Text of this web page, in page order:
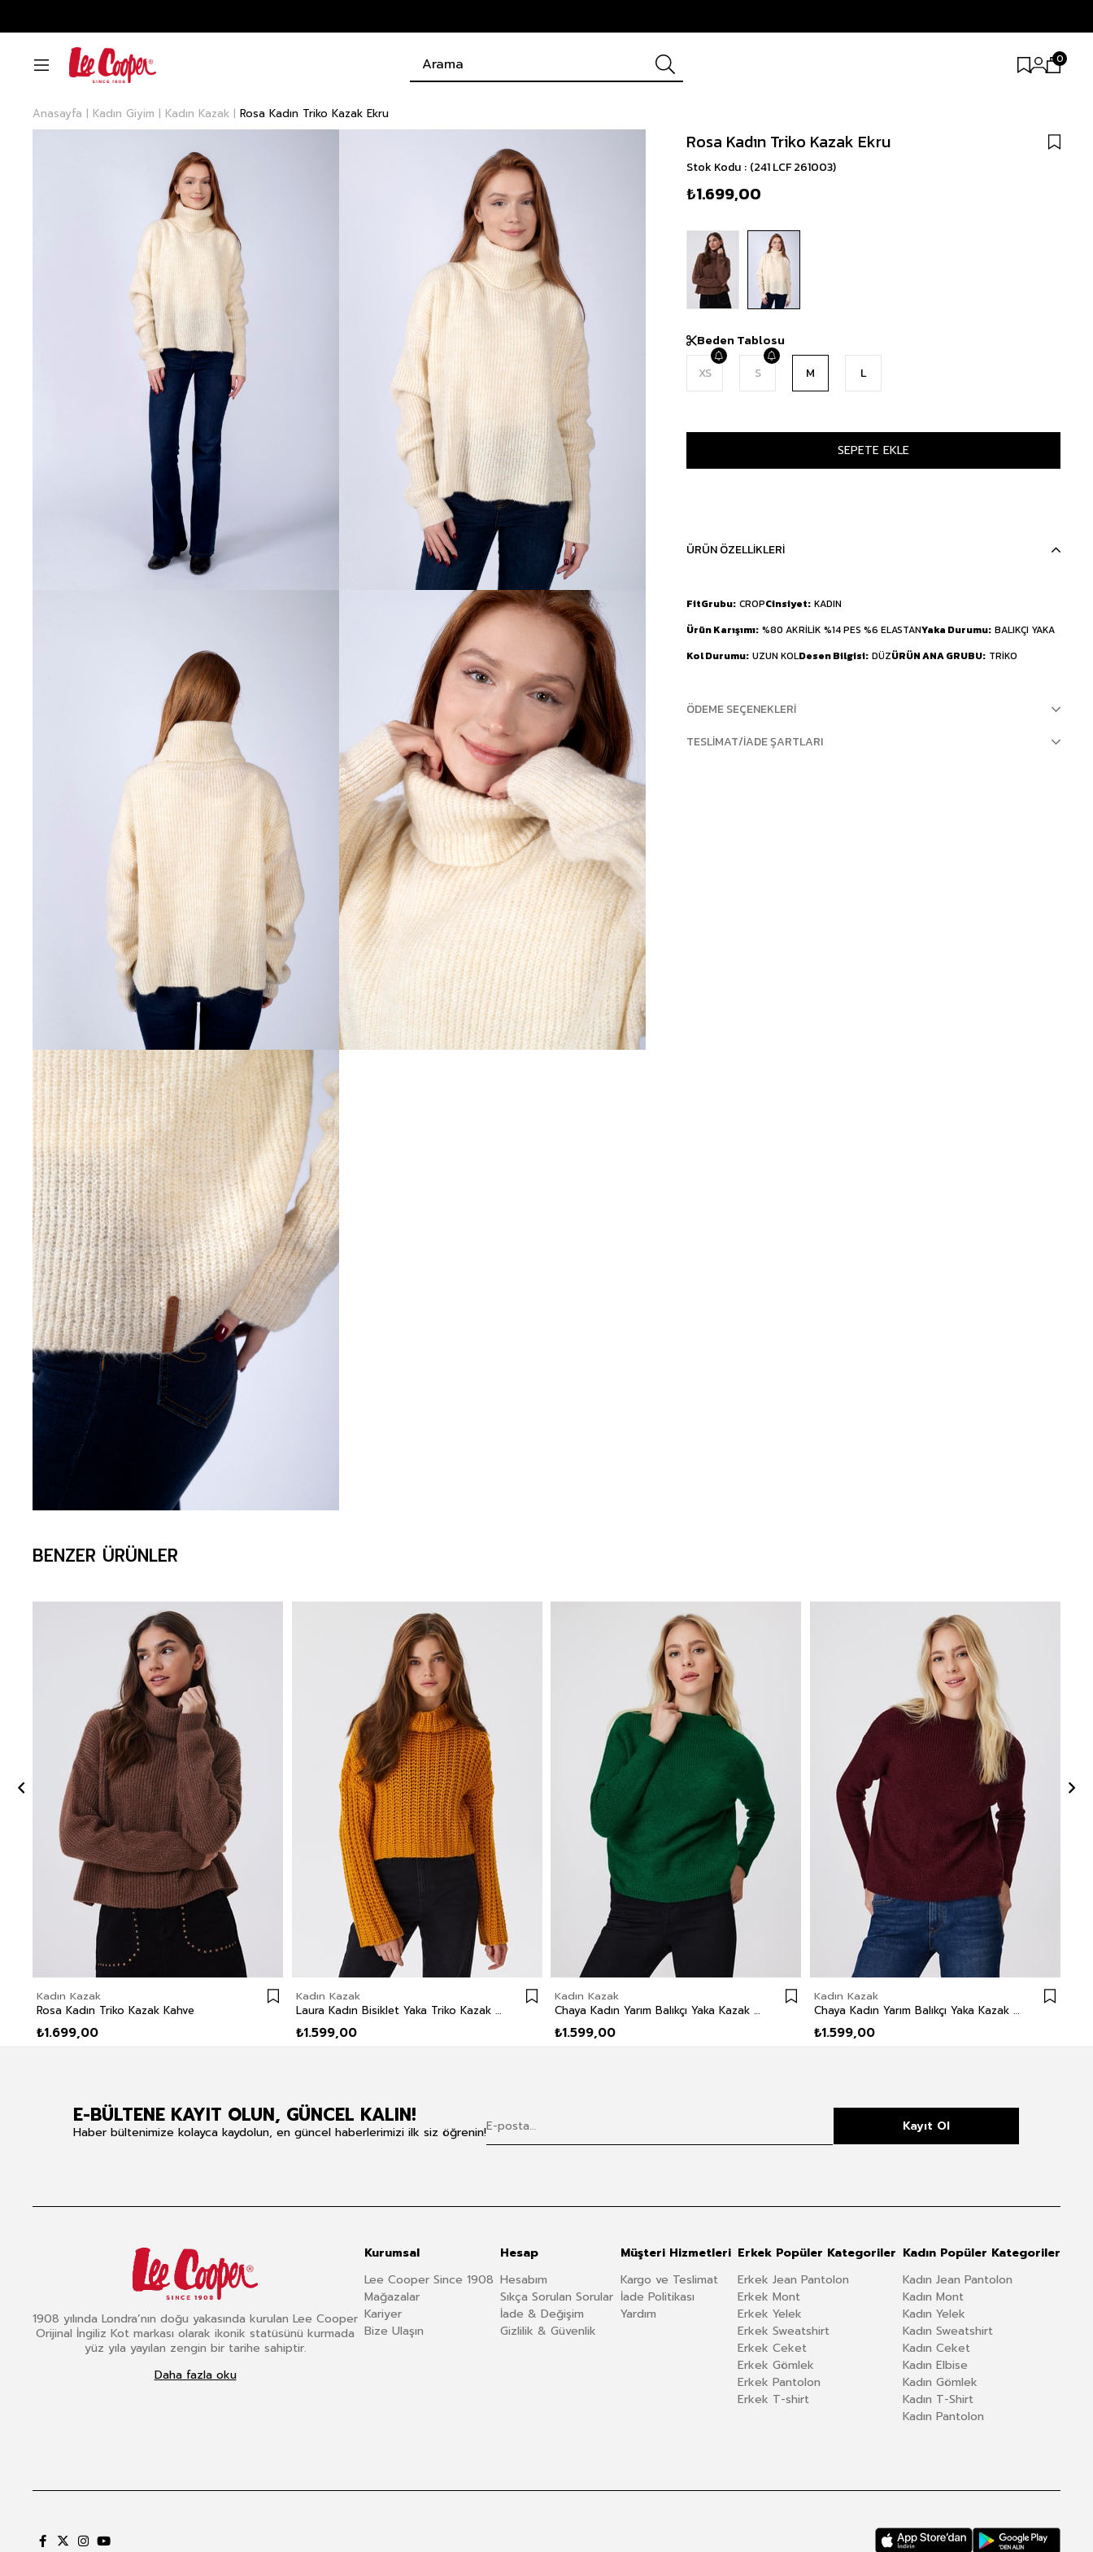
0
Anasayfa Kadın Giyim Kadın Kazak Rosa Kadın Triko Kazak Ekru
Rosa Kadın Triko Kazak Ekru
Stok Kodu (241 LCF 261003)
₺1.699,00
Beden Tablosu
XS S M L
ÜRÜN ÖZELLIKLERI
FitGrubu CROPCinsiyet KADIN
Ürün Karışımı %80 AKRİLİK %14 PES %6 ELASTANYaka Durumu BALIKÇI YAKA
Kol Durumu UZUN KOLDesen Bilgisi DÜZÜRÜN ANA GRUBU TRİKO
ÖDEME SEÇENEKLERI
TESLIMAT/İADE ŞARTLARI
BENZER ÜRÜNLER
Kadın Kazak
Rosa Kadın Triko Kazak Kahve
₺1.699,00
Kadın Kazak
Laura Kadın Bisiklet Yaka Triko Kazak Hardal
₺1.599,00
Kadın Kazak
Chaya Kadın Yarım Balıkçı Yaka Kazak Yeşil
₺1.599,00
Kadın Kazak
Chaya Kadın Yarım Balıkçı Yaka Kazak Mürdüm
₺1.599,00
E-BÜLTENE KAYIT OLUN, GÜNCEL KALIN!
Haber bültenimize kolayca kaydolun, en güncel haberlerimizi ilk siz öğrenin! Kayıt Ol
1908 yılında Londra’nın doğu yakasında kurulan Lee Cooper
Orijinal İngiliz Kot markası olarak ikonik statüsünü kurmada
yüz yıla yayılan zengin bir tarihe sahiptir.
Daha fazla oku
Kurumsal
Lee Cooper Since 1908
Mağazalar
Kariyer
Bize Ulaşın
Hesap
Hesabım
Sıkça Sorulan Sorular
İade & Değişim
Gizlilik & Güvenlik
Müşteri Hizmetleri
Kargo ve Teslimat
İade Politikası
Yardım
Erkek Popüler Kategoriler
Erkek Jean Pantolon
Erkek Mont
Erkek Yelek
Erkek Sweatshirt
Erkek Ceket
Erkek Gömlek
Erkek Pantolon
Erkek T-shirt
Kadın Popüler Kategoriler
Kadın Jean Pantolon
Kadın Mont
Kadın Yelek
Kadın Sweatshirt
Kadın Ceket
Kadın Elbise
Kadın Gömlek
Kadın T-Shirt
Kadın Pantolon